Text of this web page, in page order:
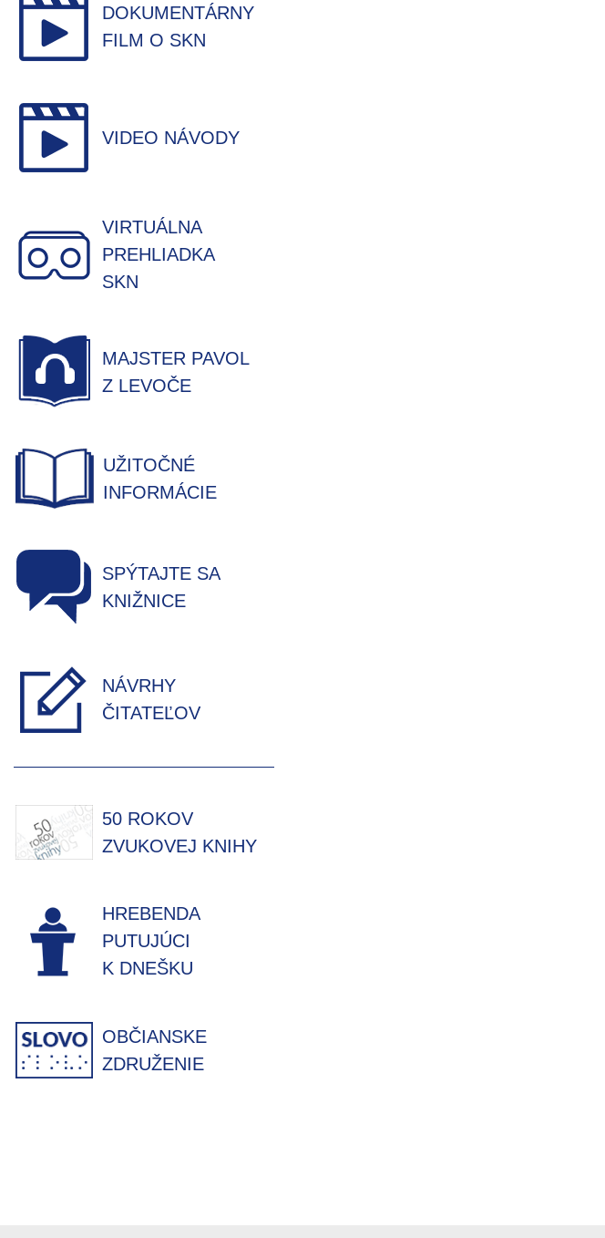
DOKUMENTÁRNY
FILM O SKN
VIDEO NÁVODY
VIRTUÁLNA
PREHLIADKA
SKN
MAJSTER PAVOL
Z LEVOČE
UŽITOČNÉ
INFORMÁCIE
SPÝTAJTE SA
KNIŽNICE
NÁVRHY
ČITATEĽOV
50 ROKOV
ZVUKOVEJ KNIHY
HREBENDA
PUTUJÚCI
K DNEŠKU
OBČIANSKE
ZDRUŽENIE